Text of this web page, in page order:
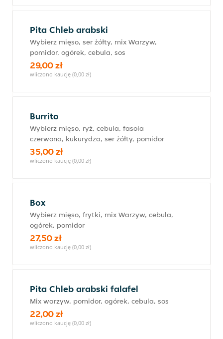
Pita Chleb arabski
Wybierz mięso, ser żółty, mix Warzyw,
pomidor, ogórek, cebula, sos
29,00 zł
wliczono kaucję (0,00 zł)
Burrito
Wybierz mięso, ryż, cebula, fasola
czerwona, kukurydza, ser żółty, pomidor
35,00 zł
wliczono kaucję (0,00 zł)
Box
Wybierz mięso, frytki, mix Warzyw, cebula,
ogórek, pomidor
27,50 zł
wliczono kaucję (0,00 zł)
Pita Chleb arabski falafel
Mix warzyw, pomidor, ogórek, cebula, sos
22,00 zł
wliczono kaucję (0,00 zł)